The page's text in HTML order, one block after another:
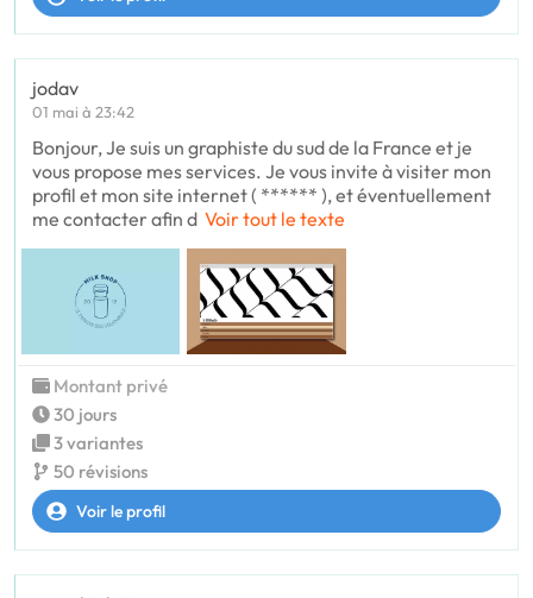
jodav
01 mai à 23:42
Bonjour, Je suis un graphiste du sud de la France et je
vous propose mes services. Je vous invite à visiter mon
profil et mon site internet ( ****** ), et éventuellement
me contacter afin d Voir tout le texte
Montant privé
30 jours
3 variantes
50 révisions
Voir le profil